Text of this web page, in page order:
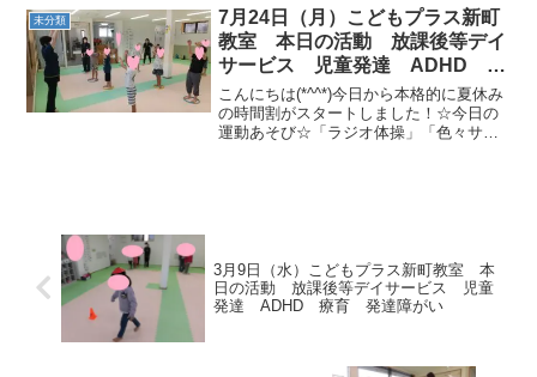
ストーン→フープジャンプ→ラダー→ハ
ードルジャ...
未分類
7月24日（月）こどもプラス新町
教室 本日の活動 放課後等デイ
サービス 児童発達 ADHD 療
育 発達障がい
こんにちは(*^^*)今日から本格的に夏休み
の時間割がスタートしました！☆今日の
運動あそび☆「ラジオ体操」「色々サー
3月9日（水）こどもプラス新町教室 本
日の活動 放課後等デイサービス 児童
発達 ADHD 療育 発達障がい